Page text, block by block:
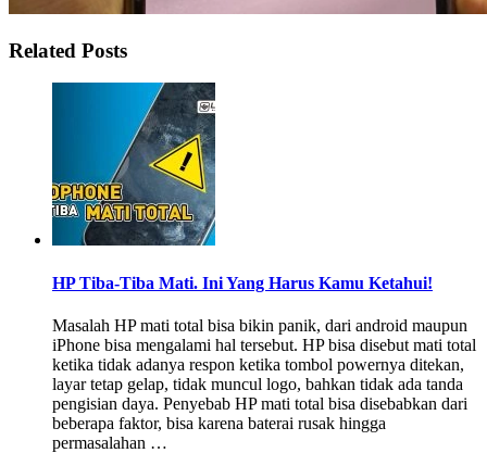
Related Posts
HP Tiba-Tiba Mati. Ini Yang Harus Kamu Ketahui!
Masalah HP mati total bisa bikin panik, dari android maupun
iPhone bisa mengalami hal tersebut. HP bisa disebut mati total
ketika tidak adanya respon ketika tombol powernya ditekan,
layar tetap gelap, tidak muncul logo, bahkan tidak ada tanda
pengisian daya. Penyebab HP mati total bisa disebabkan dari
beberapa faktor, bisa karena baterai rusak hingga
permasalahan …